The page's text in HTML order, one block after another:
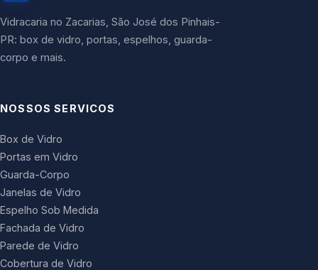
Vidracaria no Zacarias, São José dos Pinhais-
PR: box de vidro, portas, espelhos, guarda-
corpo e mais.
NOSSOS SERVICOS
Box de Vidro
Portas em Vidro
Guarda-Corpo
Janelas de Vidro
Espelho Sob Medida
Fachada de Vidro
Parede de Vidro
Cobertura de Vidro